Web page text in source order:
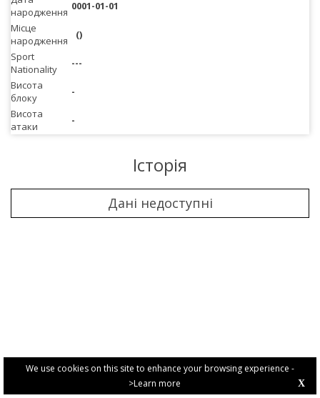
We use cookies on this site to enhance your browsing experience -
>Learn more
X
народження 0001-01-01
Місце
народження
()
Sport
Nationality
---
Висота
блоку
-
Висота
атаки
-
Історія
Дані недоступні